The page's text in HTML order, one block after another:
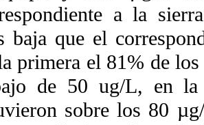
a la
baja que el
primera el 81% de
de 50 ug/L, en la
sobre los 80